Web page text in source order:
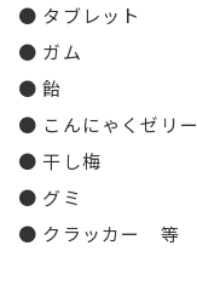
● タブレット
● ガム
● 飴
● こんにゃくゼリー
● 干し梅
● グミ
● クラッカー 等